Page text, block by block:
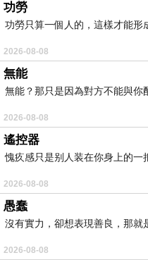
功勞
功勞只算一個人的，這樣才能形
2026-08-08
無能
無能？那只是因為對方不能與你
2026-08-08
遙控器
愧疚感只是别人装在你身上的一
2026-08-08
愚蠢
沒有實力，卻想表現善良，那就
2026-08-08